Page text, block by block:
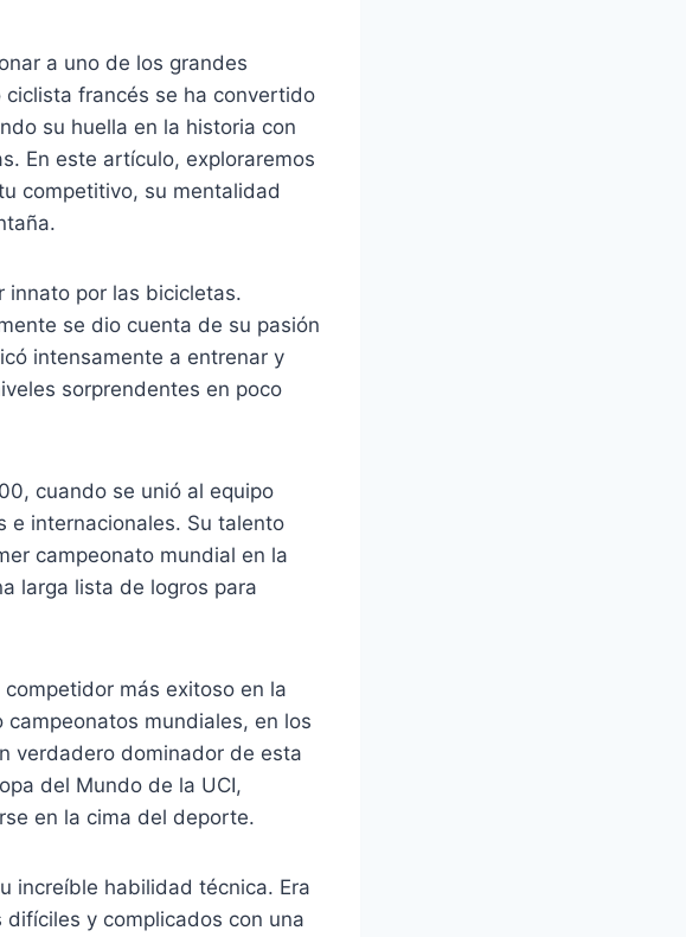
a uno de los grandes
francés se ha convertido
su huella en la historia con
En este artículo, exploraremos
competitivo, su mentalidad
innato por las bicicletas.
se dio cuenta de su pasión
intensamente a entrenar y
sorprendentes en poco
cuando se unió al equipo
e internacionales. Su talento
campeonato mundial en la
larga lista de logros para
más exitoso en la
mundiales, en los
verdadero dominador de esta
del Mundo de la UCI,
en la cima del deporte.
increíble habilidad técnica. Era
y complicados con una